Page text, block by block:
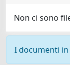
Non ci sono
I documenti